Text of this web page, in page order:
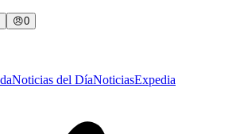
😠0
Noticias del DíaNoticiasExpedia